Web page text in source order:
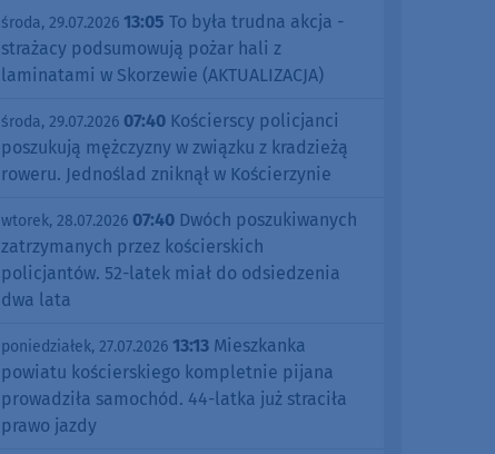
środa, 29.07.2026 13:05 To była trudna akcja -
strażacy podsumowują pożar hali z
laminatami w Skorzewie (AKTUALIZACJA)
środa, 29.07.2026 07:40 Kościerscy policjanci
poszukują mężczyzny w związku z kradzieżą
roweru. Jednoślad zniknął w Kościerzynie
wtorek, 28.07.2026 07:40 Dwóch poszukiwanych
zatrzymanych przez kościerskich
policjantów. 52-latek miał do odsiedzenia
dwa lata
poniedziałek, 27.07.2026 13:13 Mieszkanka
powiatu kościerskiego kompletnie pijana
prowadziła samochód. 44-latka już straciła
prawo jazdy